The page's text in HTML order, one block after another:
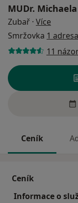
MUDr.
Zubař · Více
Smržovka 1 adresa
11
Ceník
Ceník
Informace o